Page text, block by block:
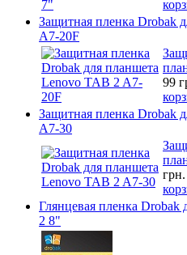
Защитная пленка Drobak
A7-20F
99
Защитная пленка Drobak
A7-30
грн.
Глянцевая пленка Drobak
2 8"